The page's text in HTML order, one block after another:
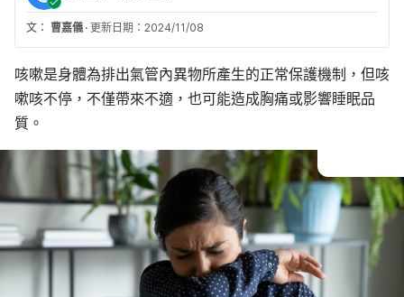
文： 曹嘉儀 · 更新日期：2024/11/08
咳嗽是身體為排出氣管內異物所產生的正常保護機制，但咳
嗽咳不停，不僅帶來不適，也可能造成胸痛或影響睡眠品
質。